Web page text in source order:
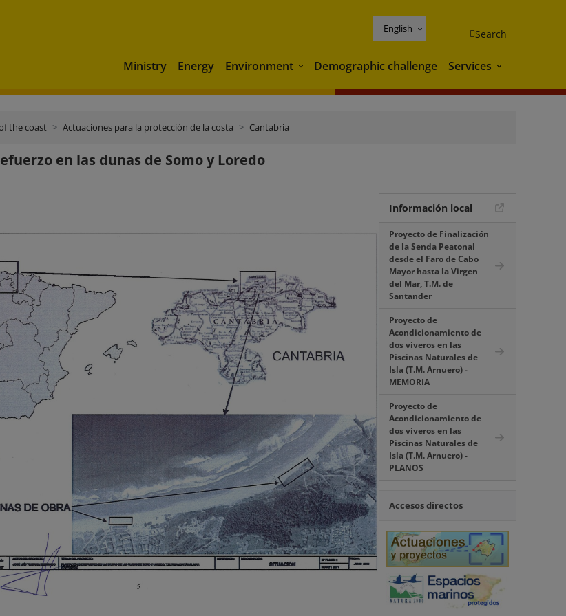
English Search
Ministry Energy Environment Environment
Demographic challenge Services Services
the coast Actuaciones para la protección de la costa Cantabria
en las dunas de Somo y Loredo
Información local
Proyecto de Finalización
de la Senda Peatonal
desde el Faro de Cabo
Mayor hasta la Virgen
del Mar, T.M. de
Santander
Proyecto de
Acondicionamiento de
dos viveros en las
Piscinas Naturales de
Isla (T.M. Arnuero) -
MEMORIA
Proyecto de
Acondicionamiento de
dos viveros en las
Piscinas Naturales de
Isla (T.M. Arnuero) -
PLANOS
Accesos directos